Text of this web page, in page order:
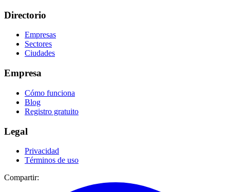
Directorio
Empresas
Sectores
Ciudades
Empresa
Cómo funciona
Blog
Registro gratuito
Legal
Privacidad
Términos de uso
Compartir: